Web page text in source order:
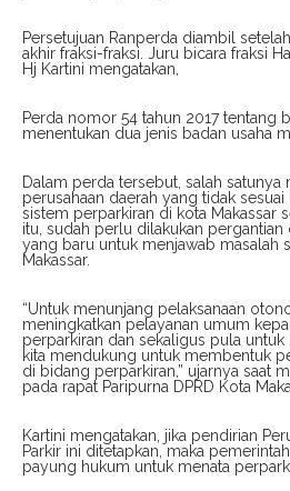
Persetujuan Ranperda diambil
akhir fraksi-fraksi. Juru bicara fraksi
Hj Kartini mengatakan,
Perda nomor 54 tahun 2017 tentang
menentukan dua jenis badan usaha
Dalam perda tersebut, salah satunya
perusahaan daerah yang tidak
sistem perparkiran di kota Makassar
itu, sudah perlu dilakukan pergantian
yang baru untuk menjawab masalah
Makassar.
“Untuk menunjang pelaksanaan
meningkatkan pelayanan umum
perparkiran dan sekaligus pula untuk
kita mendukung untuk membentuk
di bidang perparkiran,” ujarnya saat
pada rapat Paripurna DPRD Kota
Kartini mengatakan, jika pendirian
Parkir ini ditetapkan, maka
payung hukum untuk menata